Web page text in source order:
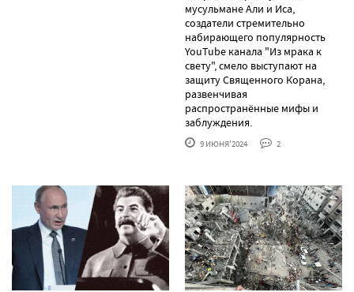
мусульмане Али и Иса,
создатели стремительно
набирающего популярность
YouTube канала "Из мрака к
свету", смело выступают на
защиту Священного Корана,
развенчивая
распространённые мифы и
заблуждения.
9 ИЮНЯ'2024 2